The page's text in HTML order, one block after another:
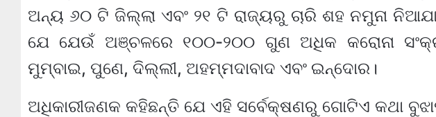
ଅନ୍ୟ ୬୦ ଟି ଜିଲ୍ଲା ଏବଂ ୨୧ ଟି ରାଜ୍ୟରୁ ଚାରି ଶହ ନମୁନା
ଯେ ଯେଉଁ ଅଞ୍ଚଳରେ ୧୦୦-୨୦୦ ଗୁଣ ଅଧିକ କରୋନା
ମୁମ୍ବାଇ, ପୁଣେ, ଦିଲ୍ଲୀ, ଅହମ୍ମଦାବାଦ ଏବଂ ଇନ୍ଦୋର।
ଅଧିକାରୀଜଣକ କହିଛନ୍ତି ଯେ ଏହି ସର୍ବେକ୍ଷଣରୁ ଗୋଟିଏ କଥା